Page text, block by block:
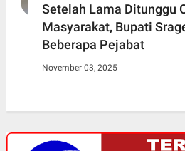
Setelah Lama Ditunggu
Masyarakat, Bupati
Beberapa Pejabat
November 03, 2025